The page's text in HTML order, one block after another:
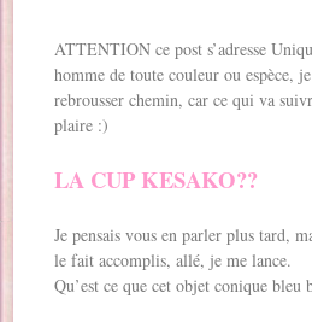
ATTENTION ce post s’adresse
homme de toute couleur ou espèce,
rebrousser chemin, car ce qui va
plaire :)
LA CUP KESAKO??
Je pensais vous en parler plus tard,
le fait accomplis, allé, je me lance.
Qu’est ce que cet objet conique bleu